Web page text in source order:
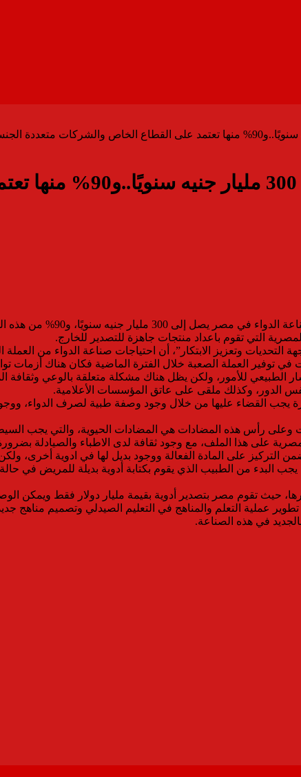
وزير الصحة: حجم صناعة الدواء في
قال الأستاذ الدكتور / خالد عبد
في توفير العملة الصعبة خلال الفترة الماضية فكان هناك أزمات
الطبيعي للأمور، ولكن يظل هناك مشكلة متعلقة بالوعي وثقافة
الدور، وكذلك ملقى على عاتق المؤسسات الأعلامية.
يجب القضاء عليها من خلال وجود وصفة طبية لصرف الدواء،
يستهلكوا مضادات الميكروبات وعلى رأس هذه المضادات هي المضادات الحيوية،
على هذا الملف، مع وجود ثقافة لدى الاطباء والصيادلة
التركيز على المادة الفعالة ووجود بديل لها في ادوية أخرى،
من الطبيب الذي يقوم بكتابة أدوية بديلة للمريض في
عملية التعلم والمناهج في التعليم الصيدلي وتصميم مناهج
في هذه الصناعة.